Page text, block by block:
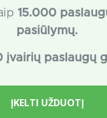
15.000
pasiūlymų.
įvairių paslaugų
ĮKELTI UŽDUOTĮ